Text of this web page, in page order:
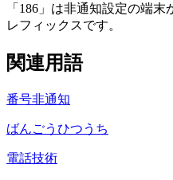
「186」は非通知設定の端
レフィックスです。
関連用語
番号非通知
ばんごうひつうち
電話技術